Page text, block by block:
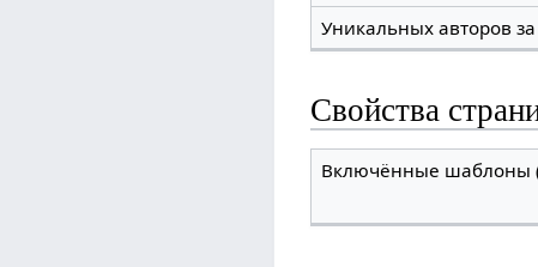
Уникальных авторов
Свойства
Включённые шаблоны